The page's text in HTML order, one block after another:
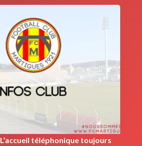
téléphonique toujours